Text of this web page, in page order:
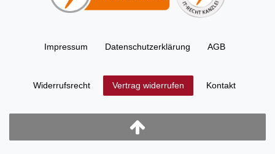
Impressum Daten­schutz­erklärung AGB
Widerrufs­recht Vertrag widerrufen Kontakt